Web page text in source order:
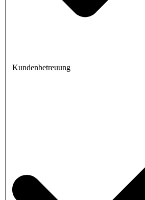
Kundenbetreuung